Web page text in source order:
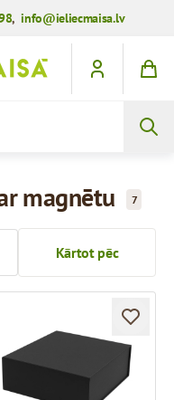
,info@ieliecmaisa.lv
magnētu 7
Kārtot pēc